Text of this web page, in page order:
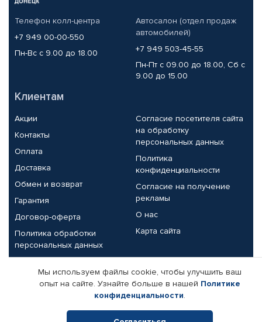
Телефон колл-центра
+7 949 00-00-550
Пн-Вс с 9.00 до 18.00
Автосалон (отдел продаж
автомобилей)
+7 949 503-45-55
Пн-Пт с 09.00 до 18.00, Сб с
9.00 до 15.00
Клиентам
Акции
Контакты
Оплата
Доставка
Обмен и возврат
Гарантия
Договор-оферта
Политика обработки
персональных данных
Согласие посетителя сайта
на обработку
персональных данных
Политика
конфиденциальности
Согласие на получение
рекламы
О нас
Карта сайта
Партнерам
Корпоративным клиентам
Поставщикам
Реквизиты компании
Мы используем файлы cookie, чтобы улучшить ваш
опыт на сайте. Узнайте больше в нашей Политике
конфиденциальности.